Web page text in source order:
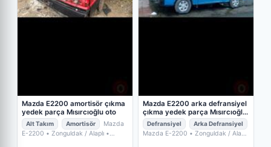
Mazda E2200 amortisör çıkma
yedek parça Mısırcıoğlu oto
Alt Takım Amortisör
Mazda
E-2200 • Zonguldak / Alaplı •
Mazda E2200 arka defransiyel
çıkma yedek parça Mısırcıoğlu
oDefransiyel Arka Defransiyel
Mazda E-2200 • Zonguldak / Alaplı